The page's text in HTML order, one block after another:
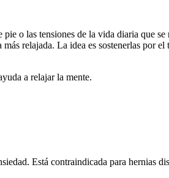
o las tensiones de la vida diaria que se
relajada. La idea es sostenerlas por
a relajar la mente.
Está contraindicada para hernias